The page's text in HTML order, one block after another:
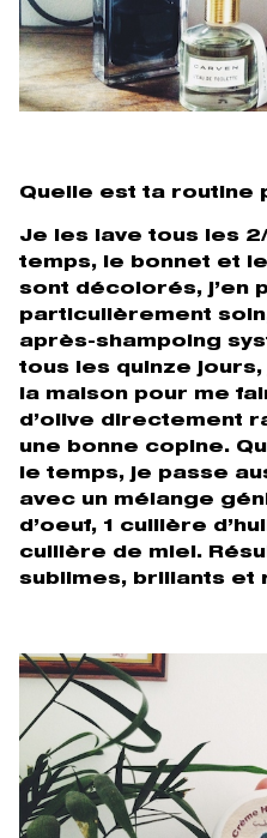
Quelle est ta routine
Je les lave tous les
temps, le bonnet et
sont décolorés, j’en
particulièrement
après-shampoing
tous les quinze
la maison pour me
d’olive directement
une bonne copine.
le temps, je passe
avec un mélange
d’oeuf, 1 cuillère
cuillère de miel.
sublimes, brillants et